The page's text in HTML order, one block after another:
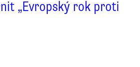
„Evropský rok proti